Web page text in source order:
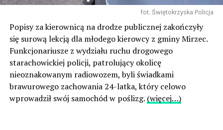
fot. Świętokrzyska Policja
Popisy za kierownicą na drodze publicznej zakończyły
się surową lekcją dla młodego kierowcy z gminy Mirzec.
Funkcjonariusze z wydziału ruchu drogowego
starachowickiej policji, patrolujący okolicę
nieoznakowanym radiowozem, byli świadkami
brawurowego zachowania 24-latka, który celowo
wprowadził swój samochód w poślizg. (więcej…)